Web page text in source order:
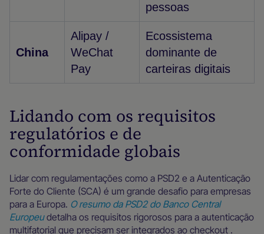
pessoas
China
Alipay /
WeChat
Pay
Ecossistema
dominante de
carteiras digitais
Lidando com os requisitos
regulatórios e de
conformidade globais
Lidar com regulamentações como a PSD2 e a Autenticação
Forte do Cliente (SCA) é um grande desafio para empresas
para a Europa. O resumo da PSD2 do Banco Central
Europeudetalha os requisitos rigorosos para a autenticação
multifatorial que precisam ser integrados ao checkout .